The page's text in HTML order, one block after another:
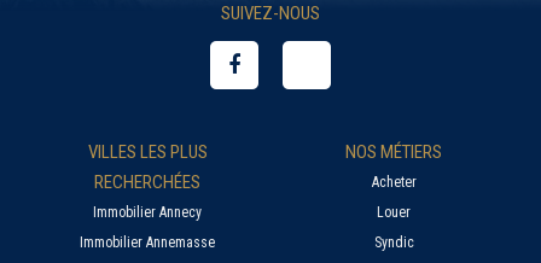
SUIVEZ-NOUS
VILLES LES PLUS
RECHERCHÉES
Immobilier Annecy
Immobilier Annemasse
NOS MÉTIERS
Acheter
Louer
Syndic